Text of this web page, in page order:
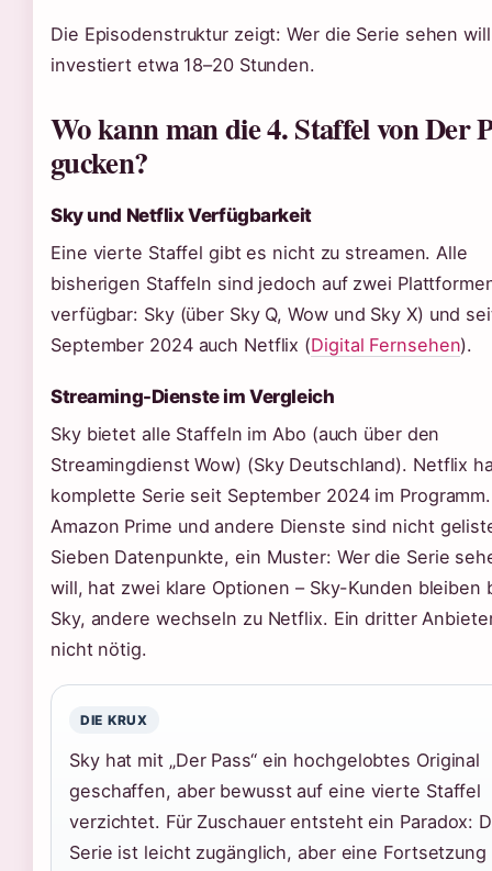
Die Episodenstruktur zeigt: Wer die Serie sehen
investiert etwa 18–20 Stunden.
Wo kann man die 4. Staffel von Der
gucken?
Sky und Netflix Verfügbarkeit
Eine vierte Staffel gibt es nicht zu streamen. Alle
bisherigen Staffeln sind jedoch auf zwei
verfügbar: Sky (über Sky Q, Wow und Sky X) und
September 2024 auch Netflix (Digital Fernsehen).
Streaming-Dienste im Vergleich
Sky bietet alle Staffeln im Abo (auch über den
Streamingdienst Wow) (Sky Deutschland). Netflix
komplette Serie seit September 2024 im Programm.
Amazon Prime und andere Dienste sind nicht
Sieben Datenpunkte, ein Muster: Wer die Serie
will, hat zwei klare Optionen – Sky-Kunden bleiben
Sky, andere wechseln zu Netflix. Ein dritter
nicht nötig.
DIE KRUX
Sky hat mit „Der Pass“ ein hochgelobtes Original
geschaffen, aber bewusst auf eine vierte Staffel
verzichtet. Für Zuschauer entsteht ein Paradox:
Serie ist leicht zugänglich, aber eine Fortsetzung